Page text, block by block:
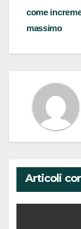
articoli
come
massimo
Articoli